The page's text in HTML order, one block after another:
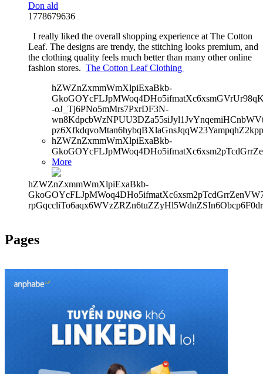
Don ald
1778679636
I really liked the overall shopping experience at The Cotton
Leaf. The designs are trendy, the stitching looks premium, and
the clothing quality feels much better than many other online
fashion stores. The Cotton Leaf Clothing
hZWZnZxmmWmXlpiExaBkb-
-oJ_Tj6PNo5mMrs7PxrDF3N-
hZWZnZxmmWmXlpiExaBkb-
More
hZWZnZxmmWmXlpiExaBkb-
Pages